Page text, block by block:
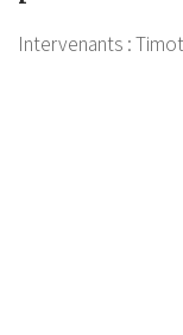
Intervenants :